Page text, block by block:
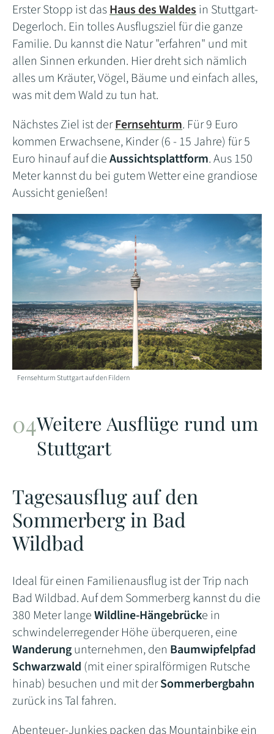
Erster Stopp ist dasHaus des Waldesin Stuttgart-
Degerloch. Ein tolles Ausflugsziel für die ganze
Familie. Du kannst die Natur "erfahren" und mit
allen Sinnen erkunden. Hier dreht sich nämlich
alles um Kräuter, Vögel, Bäume und einfach alles,
was mit dem Wald zu tun hat.
Nächstes Ziel ist derFernsehturm. Für 9 Euro
kommen Erwachsene, Kinder (6 - 15 Jahre) für 5
Euro hinauf auf dieAussichtsplattform. Aus 150
Meter kannst du bei gutem Wetter eine grandiose
Aussicht genießen!
Fernsehturm Stuttgart auf den Fildern
Weitere Ausflüge rund um
Stuttgart
Tagesausflug auf den
Sommerberg in Bad
Wildbad
Ideal für einen Familienausflug ist der Trip nach
Bad Wildbad. Auf dem Sommerberg kannst du die
380 Meter langeWildline-Hängebrücke in
schwindelerregender Höhe überqueren, eine
Wanderungunternehmen, den Baumwipfelpfad
Schwarzwald (mit einer spiralförmigen Rutsche
hinab) besuchen und mit derSommerbergbahn
zurück ins Tal fahren.
Abenteuer-Junkies packen das Mountainbike ein